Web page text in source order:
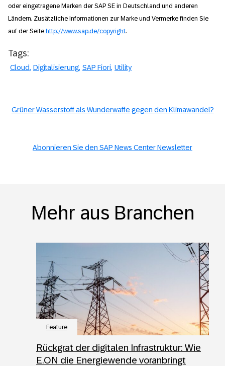
oder eingetragene Marken der SAP SE in Deutschland und anderen
Ländern. Zusätzliche Informationen zur Marke und Vermerke finden Sie
auf der Seite http://www.sap.de/copyright.
Tags:
Cloud Digitalisierung SAP Fiori Utility
Grüner Wasserstoff als Wunderwaffe gegen den Klimawandel?
Abonnieren Sie den SAP News Center Newsletter
Mehr aus Branchen
Feature
Rückgrat der digitalen Infrastruktur: Wie
E.ON die Energiewende voranbringt